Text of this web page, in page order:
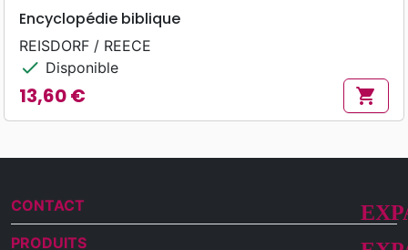
Encyclopédie biblique
REISDORF / REECE
check Disponible
Prix
13,60 € shopping_cart
CONTACT
PRODUITS